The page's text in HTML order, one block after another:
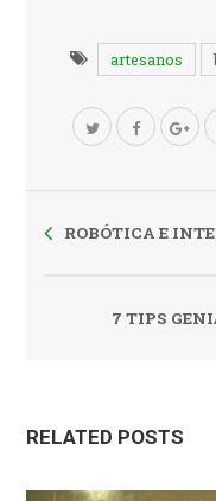
artesanos
ROBÓTICA E
7 TIPS
RELATED POSTS